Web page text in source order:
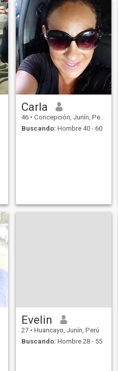
Carla
46 • Concepción, Junín, Perú
Buscando: Hombre 40 - 60
Evelin
27 • Huancayo, Junín, Perú
Buscando: Hombre 28 - 55